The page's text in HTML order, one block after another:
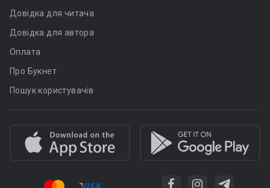
Довідка для читача
Довідка для автора
Оплата
Про Букнет
Пошук користувачів